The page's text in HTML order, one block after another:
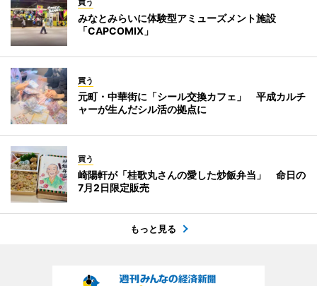
みなとみらいに体験型アミューズメント施設
「CAPCOMIX」
買う
元町・中華街に「シール交換カフェ」 平成カルチ
ャーが生んだシル活の拠点に
買う
崎陽軒が「桂歌丸さんの愛した炒飯弁当」 命日の
7月2日限定販売
もっと見る